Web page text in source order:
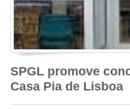
SPGL promove
Casa Pia de Lisboa